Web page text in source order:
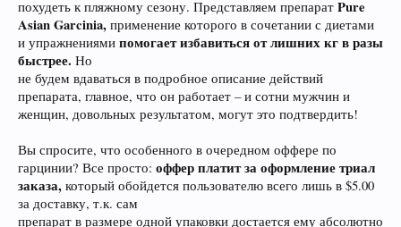
похудеть к пляжному сезону. Представляем препарат Pure
Asian Garcinia, применение которого в сочетании с диетами
и упражнениями помогает избавиться от лишних кг в разы
быстрее. Но
не будем вдаваться в подробное описание действий
препарата, главное, что он работает – и сотни мужчин и
женщин, довольных результатом, могут это подтвердить!
Вы спросите, что особенного в очередном оффере по
гарцинии? Все просто: оффер платит за оформление триал
заказа, который обойдется пользователю всего лишь в $5.00
за доставку, т.к. сам
препарат в размере одной упаковки достается ему абсолютно